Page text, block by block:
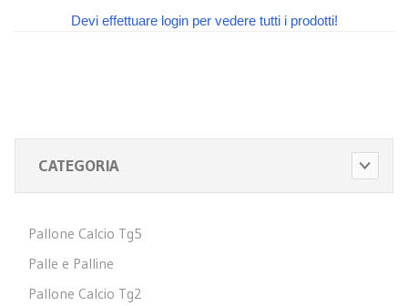
Devi effettuare login per vedere tutti i prodotti!
CATEGORIA
Pallone Calcio Tg5
Palle e Palline
Pallone Calcio Tg2